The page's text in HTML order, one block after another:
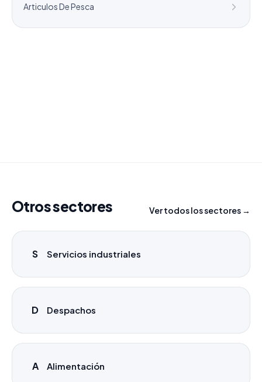
Articulos De Pesca
Otros sectores Ver todos los sectores →
S Servicios industriales
D Despachos
A Alimentación